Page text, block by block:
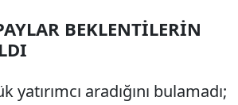
BEKLENTİLERİN
aradığını bulamadı;